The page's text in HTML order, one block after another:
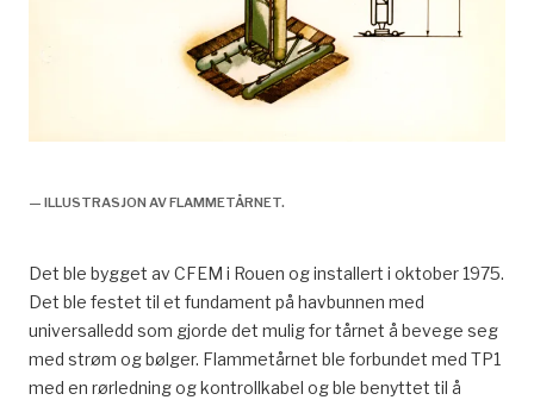
— ILLUSTRASJON AV FLAMMETÅRNET.
Det ble bygget av CFEM i Rouen og installert i oktober 1975.
Det ble festet til et fundament på havbunnen med
universalledd som gjorde det mulig for tårnet å bevege seg
med strøm og bølger. Flammetårnet ble forbundet med TP1
med en rørledning og kontrollkabel og ble benyttet til å